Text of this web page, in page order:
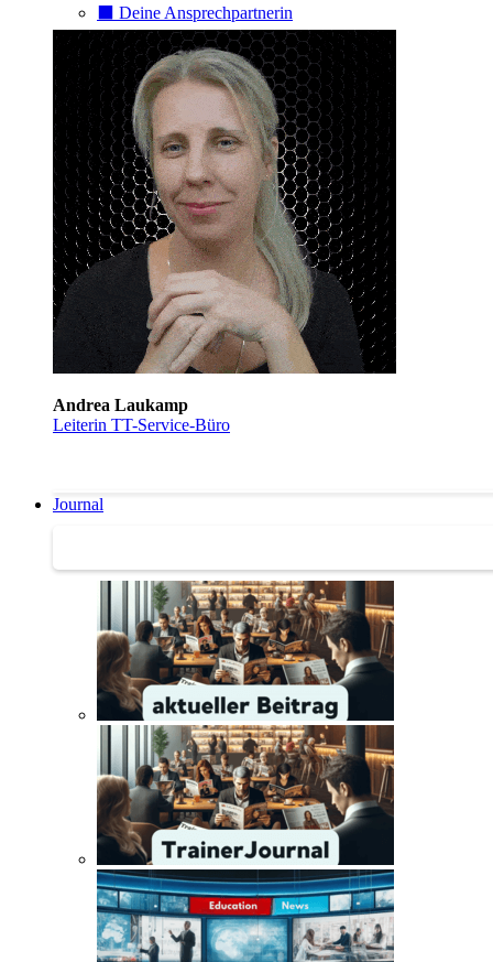
⬛️ Deine Ansprechpartnerin
Andrea Laukamp
Leiterin TT-Service-Büro
Journal